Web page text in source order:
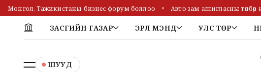
Монгол, Тажикистаны бизнес форум боллоо Авто зам ашигласны төлбөр
ЗАСГИЙН ГАЗАР ЭРҮҮЛ МЭНД УЛС ТӨР
ШУУД